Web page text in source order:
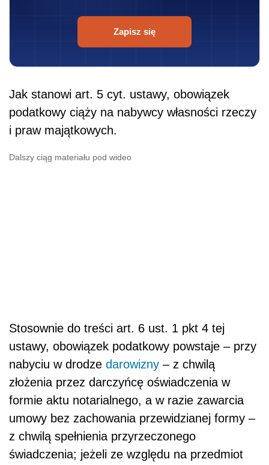
Zapisz się
Jak stanowi art. 5 cyt. ustawy, obowiązek
podatkowy ciąży na nabywcy własności rzeczy
i praw majątkowych.
Dalszy ciąg materiału pod wideo
Stosownie do treści art. 6 ust. 1 pkt 4 tej
ustawy, obowiązek podatkowy powstaje – przy
nabyciu w drodze darowizny – z chwilą
złożenia przez darczyńcę oświadczenia w
formie aktu notarialnego, a w razie zawarcia
umowy bez zachowania przewidzianej formy –
z chwilą spełnienia przyrzeczonego
świadczenia; jeżeli ze względu na przedmiot